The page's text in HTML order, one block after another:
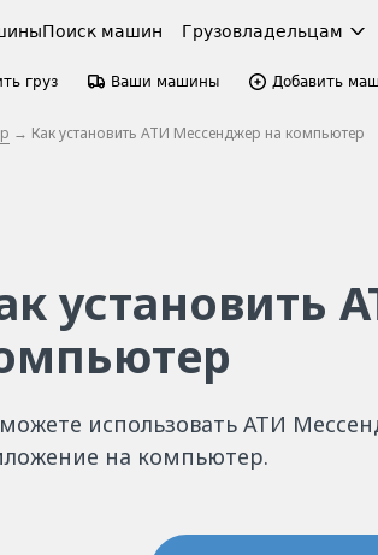
Поиск машин Грузовладельцам
груз Ваши машины Добавить
→ Как установить АТИ Мессенджер на компьютер
установить
использовать АТИ
на компьютер.